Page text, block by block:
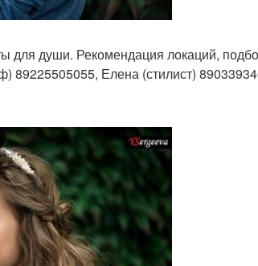
для души. Рекомендация локаций,
89225505055, Елена (стилист)